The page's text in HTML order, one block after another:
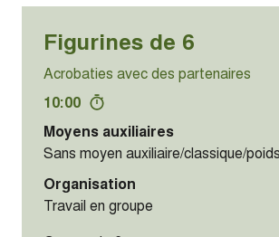
Figurines de 6
Acrobaties avec des partenaires
10:00
Moyens auxiliaires
Sans moyen auxiliaire/classique/
Organisation
Travail en groupe